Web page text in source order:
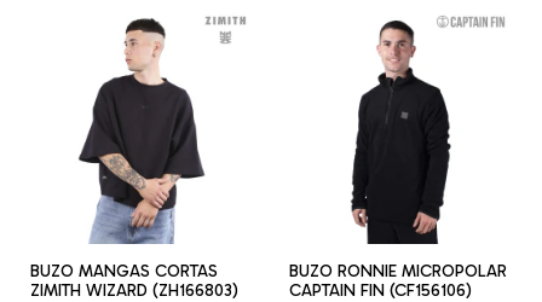
BUZO MANGAS CORTAS
ZIMITH WIZARD (ZH166803)
BUZO RONNIE MICROPOLAR
CAPTAIN FIN (CF156106)